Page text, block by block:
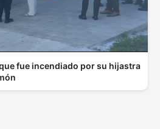
fue incendiado por su hijastra